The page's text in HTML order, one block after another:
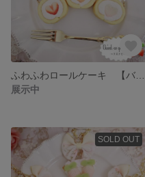
展示中
SOLD OUT